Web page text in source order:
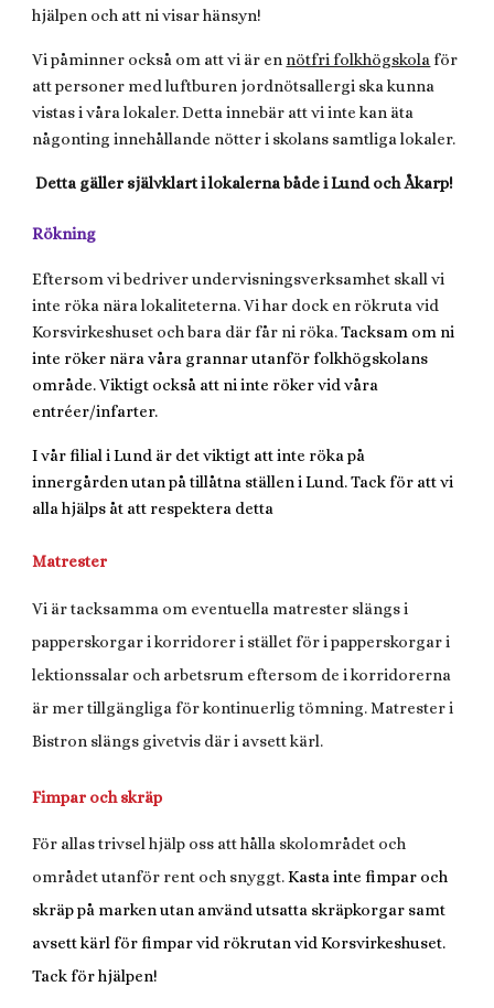
hjälpen och att ni visar hänsyn!
Vi påminner också om att vi är en nötfri folkhögskola för
att personer med luftburen jordnötsallergi ska kunna
vistas i våra lokaler. Detta innebär att vi inte kan äta
någonting innehållande nötter i skolans samtliga lokaler.
Detta gäller självklart i lokalerna både i Lund och Åkarp!
Rökning
Eftersom vi bedriver undervisningsverksamhet skall vi
inte röka nära lokaliteterna. Vi har dock en rökruta vid
Korsvirkeshuset och bara där får ni röka. Tacksam om ni
inte röker nära våra grannar utanför folkhögskolans
område. Viktigt också att ni inte röker vid våra
entréer/infarter.
I vår filial i Lund är det viktigt att inte röka på
innergården utan på tillåtna ställen i Lund.Tack för att vi
alla hjälps åt att respektera detta
Matrester
Vi är tacksamma om eventuella matrester slängs i
papperskorgar i korridorer i stället för i papperskorgar i
lektionssalar och arbetsrum eftersom de i korridorerna
är mer tillgängliga för kontinuerlig tömning. Matrester i
Bistron slängs givetvis där i avsett kärl.
Fimpar och skräp
För allas trivsel hjälp oss att hålla skolområdet och
området utanför rent och snyggt.Kasta inte fimpar och
skräp på marken utan använd utsatta skräpkorgar samt
avsett kärl för fimpar vid rökrutan vid Korsvirkeshuset.
Tack för hjälpen!